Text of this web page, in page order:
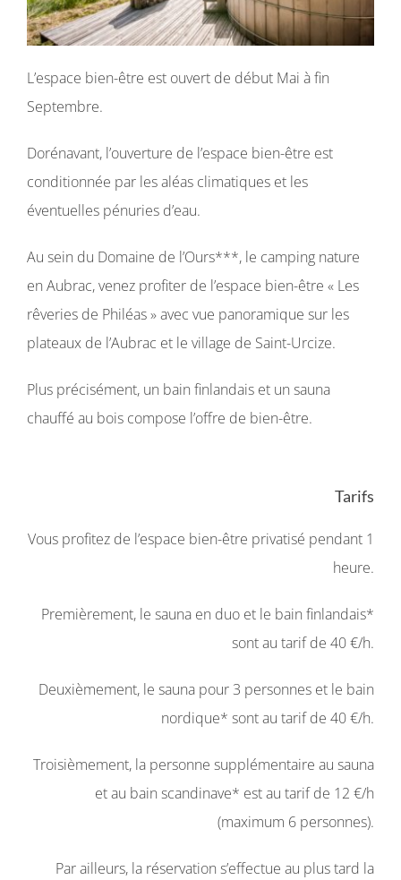
L’espace bien-être est ouvert de début Mai à fin
Septembre.
Dorénavant, l’ouverture de l’espace bien-être est
conditionnée par les aléas climatiques et les
éventuelles pénuries d’eau.
Au sein du Domaine de l’Ours***, le camping nature
en Aubrac, venez profiter de l’espace bien-être « Les
rêveries de Philéas » avec vue panoramique sur les
plateaux de l’Aubrac et le village de Saint-Urcize.
Plus précisément, un bain finlandais et un sauna
chauffé au bois compose l’offre de bien-être.
Tarifs
Vous profitez de l’espace bien-être privatisé pendant 1
heure.
Premièrement, le sauna en duo et le bain finlandais*
sont au tarif de 40 €/h.
Deuxièmement, le sauna pour 3 personnes et le bain
nordique* sont au tarif de 40 €/h.
Troisièmement, la personne supplémentaire au sauna
et au bain scandinave* est au tarif de 12 €/h
(maximum 6 personnes).
Par ailleurs, la réservation s’effectue au plus tard la